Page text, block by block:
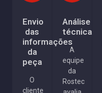
Envio
das
informações
da
peça
O
cliente
Análise
técnica
A
equipe
da
Rostec